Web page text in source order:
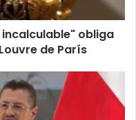
obliga
de París